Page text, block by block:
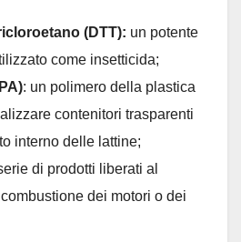
(DTT): un potente
come insetticida;
: un polimero della plastica
contenitori trasparenti
interno delle lattine;
di prodotti liberati al
dei motori o dei